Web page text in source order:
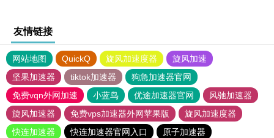
友情链接
网站地图 QuickQ 旋风加速度器
旋风加速
坚果加速器
tiktok加速器
狗急加速器官网
免费vqn外网加速
小蓝鸟 优途加速器官网
风驰加速器
旋风加速器
免费vps加速器外网苹果版
旋风加速度器
快连加速器
快连加速器官网入口
原子加速器